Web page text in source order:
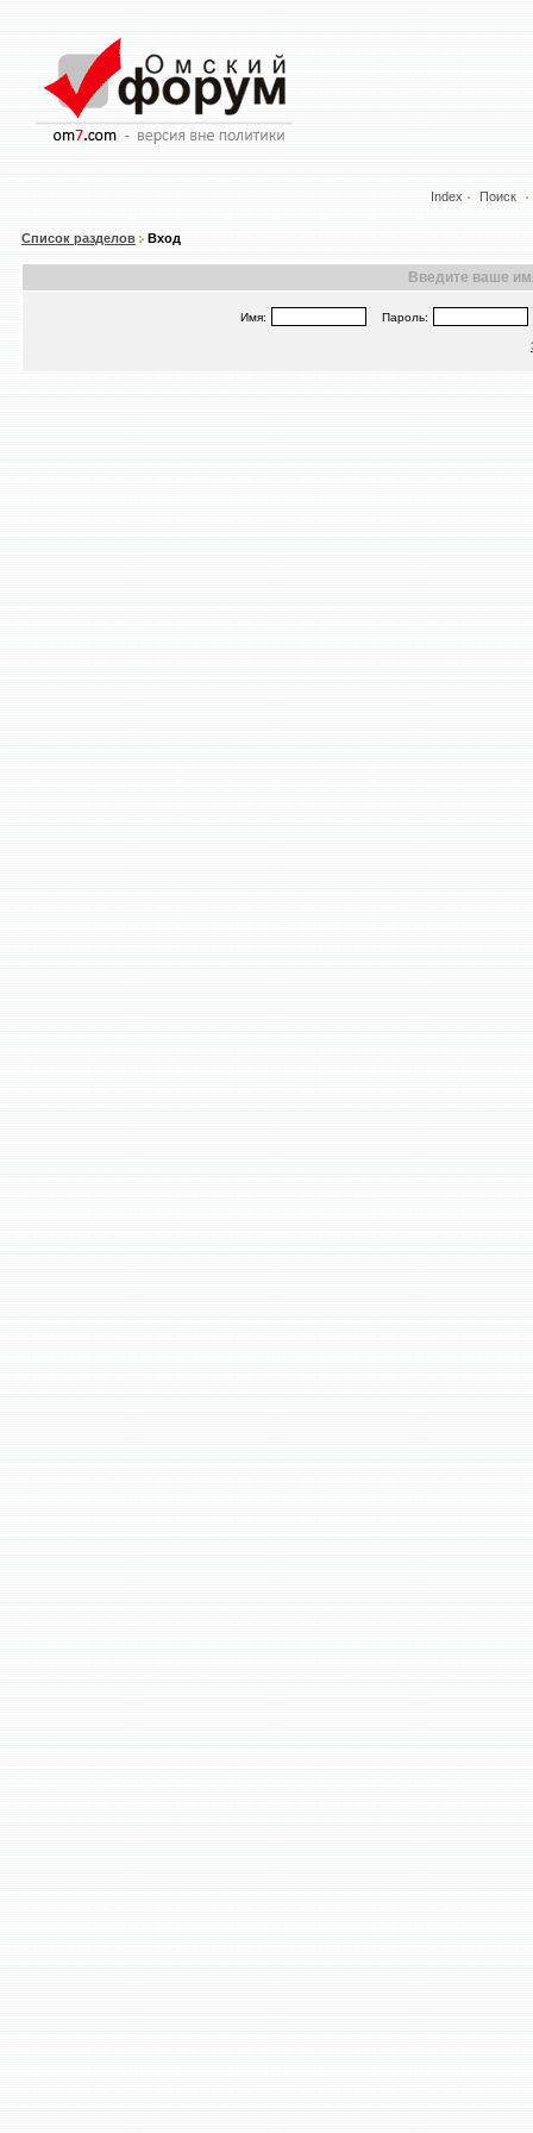
Index Поиск
Список разделов Вход
Введите ваше
Имя: Пароль: